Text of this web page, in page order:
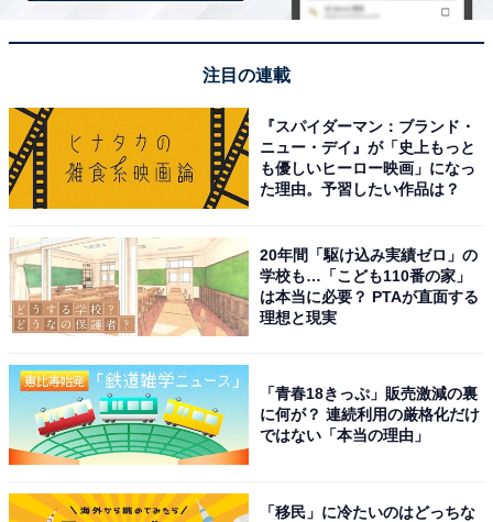
回答者からは「戦後日本を代表する女性歌手だと思うか
ら」（60代男性／新潟県）、「昭和から幅広い世代で圧
倒的に認知されてきた人だと思うから」（40代女性／福
岡県）、「時代を超えても歌い継がれ、煌びやかな衣装
を纏ったスター性に溢れる方と感じるからです」（20代
女性／大阪府）、「時代が変わっても美空ひばりさんの
偉大さは語り継がれていて、まだ超える人は現れていな
がりました。
注目の連載
『スパイダーマン：ブランド・
ニュー・デイ』が「史上もっと
も優しいヒーロー映画」になっ
た理由。予習したい作品は？
20年間「駆け込み実績ゼロ」の
学校も…「こども110番の家」
は本当に必要？ PTAが直面する
理想と現実
「青春18きっぷ」販売激減の裏
に何が？ 連続利用の厳格化だけ
ではない「本当の理由」
「移民」に冷たいのはどっちな